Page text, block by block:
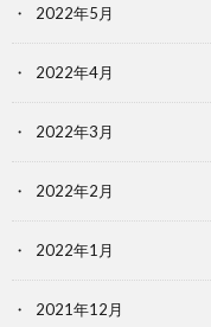
2022年5月
2022年4月
2022年3月
2022年2月
2022年1月
2021年12月